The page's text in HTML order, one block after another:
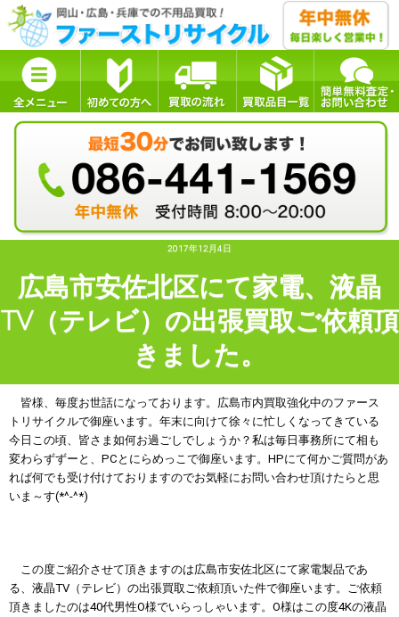
2017年12月4日
広島市安佐北区にて家電、液晶
TV（テレビ）の出張買取ご依頼頂
きました。
皆様、毎度お世話になっております。広島市内買取強化中のファース
トリサイクルで御座います。年末に向けて徐々に忙しくなってきている
今日この頃、皆さま如何お過ごしでしょうか？私は毎日事務所にて相も
変わらずずーと、PCとにらめっこで御座います。HPにて何かご質問があ
れば何でも受け付けておりますのでお気軽にお問い合わせ頂けたらと思
いま～す(*^-^*)
この度ご紹介させて頂きますのは広島市安佐北区にて家電製品であ
る、液晶TV（テレビ）の出張買取ご依頼頂いた件で御座います。ご依頼
頂きましたのは40代男性O様でいらっしゃいます。O様はこの度4Kの液晶